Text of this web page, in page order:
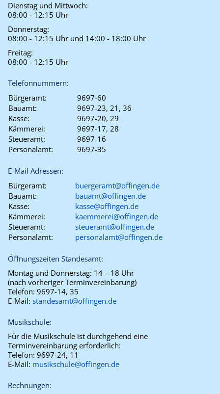
Dienstag und Mittwoch:
08:00 - 12:15 Uhr
Donnerstag:
08:00 - 12:15 Uhr und 14:00 - 18:00 Uhr
Freitag:
08:00 - 12:15 Uhr
Telefonnummern:
Bürgeramt:
9697-60
Bauamt:
9697-23, 21, 36
Kasse:
9697-20, 29
Kämmerei:
9697-17, 28
Steueramt:
9697-16
Personalamt:
9697-35
E-Mail Adressen:
Bürgeramt:
buergeramt@offingen.de
Bauamt:
bauamt@offingen.de
Kasse:
kasse@offingen.de
Kämmerei:
kaemmerei@offingen.de
Steueramt:
steueramt@offingen.de
Personalamt:
personalamt@offingen.de
Öffnungszeiten Standesamt:
Montag und Donnerstag: 14 – 18 Uhr
(nach vorheriger Terminvereinbarung)
Telefon: 9697-14, 35
E-Mail: standesamt@offingen.de
Musikschule:
Für die Musikschule ist durchgehend eine
Terminvereinbarung erforderlich:
Telefon: 9697-24, 11
E-Mail: musikschule@offingen.de
Rechnungen: